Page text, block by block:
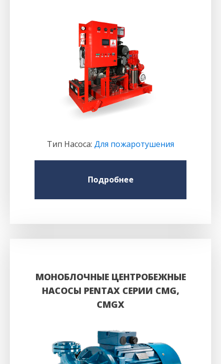
Тип Насоса: Для пожаротушения
Подробнее
МОНОБЛОЧНЫЕ ЦЕНТРОБЕЖНЫЕ
НАСОСЫ PENTAX СЕРИИ CMG,
CMGX